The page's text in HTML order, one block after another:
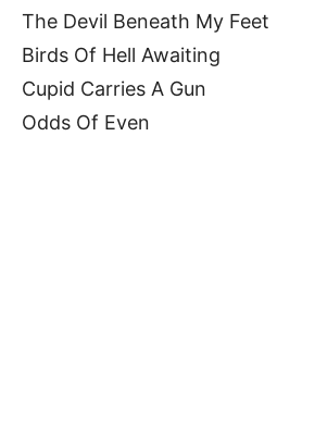
The Devil Beneath My Feet
Birds Of Hell Awaiting
Cupid Carries A Gun
Odds Of Even